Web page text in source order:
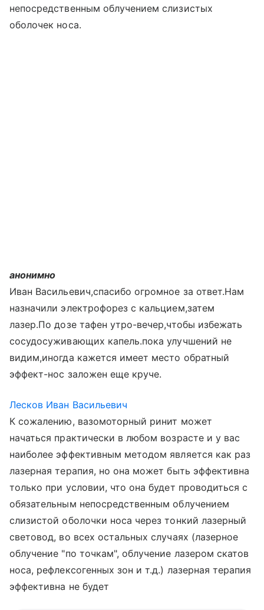
непосредственным облучением слизистых
оболочек носа.
анонимно
Иван Васильевич,спасибо огромное за ответ.Нам
назначили электрофорез с кальцием,затем
лазер.По дозе тафен утро-вечер,чтобы избежать
сосудосуживающих капель.пока улучшений не
видим,иногда кажется имеет место обратный
эффект-нос заложен еще круче.
Лесков Иван Васильевич
К сожалению, вазомоторный ринит может
начаться практически в любом возрасте и у вас
наиболее эффективным методом является как раз
лазерная терапия, но она может быть эффективна
только при условии, что она будет проводиться с
обязательным непосредственным облучением
слизистой оболочки носа через тонкий лазерный
световод, во всех остальных случаях (лазерное
облучение "по точкам", облучение лазером скатов
носа, рефлексогенных зон и т.д.) лазерная терапия
эффективна не будет